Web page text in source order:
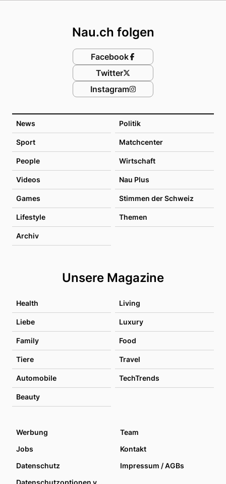
News Politik
Sport Matchcenter
People Wirtschaft
Videos Nau Plus
Games Stimmen der Schweiz
Lifestyle Themen
Archiv
Unsere Magazine
Health Living
Liebe Luxury
Family Food
Tiere Travel
Automobile TechTrends
Beauty
Nau.ch folgen
Facebook
Twitter
Instagram
Werbung
Team
Jobs
Kontakt
Datenschutz
Impressum / AGBs